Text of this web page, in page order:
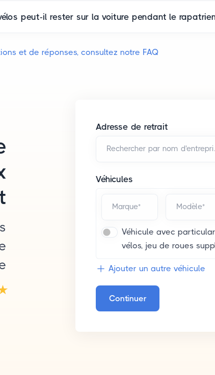
peut-il rester sur la voiture pendant le
et de réponses, consultez notre FAQ
Adresse de retrait
Véhicules
Marque* Modèle*
Véhicule avec
vélos, jeu de roues
Ajouter un autre véhicule
Continuer